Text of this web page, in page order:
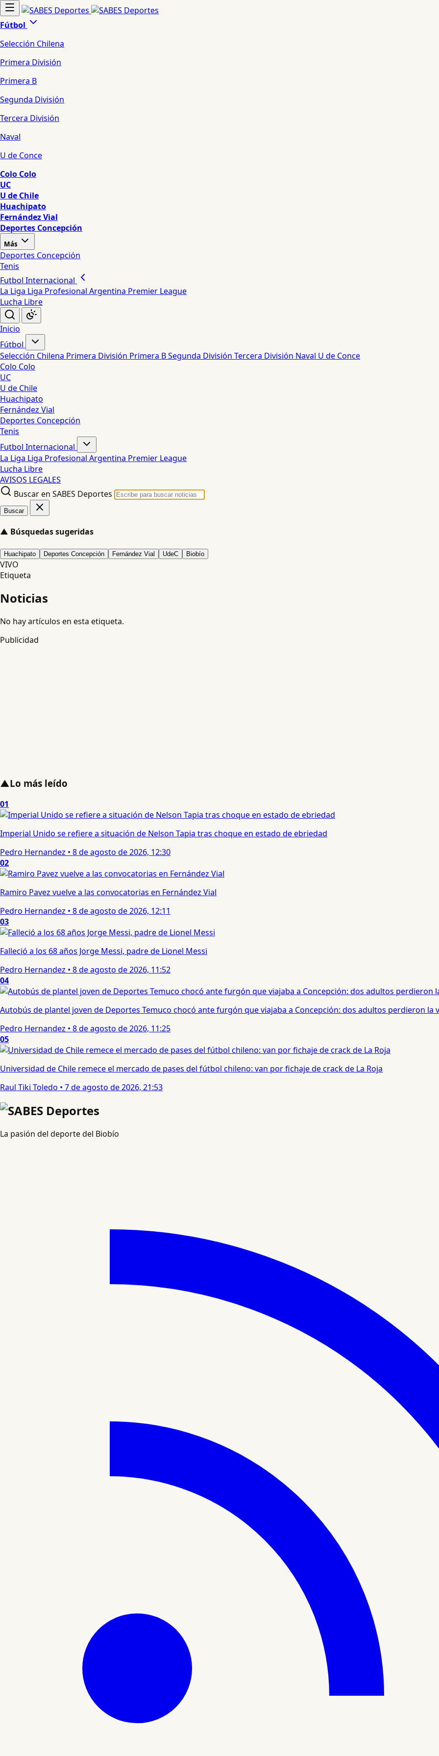
Fútbol
Selección Chilena
Primera División
Primera B
Segunda División
Tercera División
Naval
U de Conce
Colo Colo
UC
U de Chile
Huachipato
Fernández Vial
Deportes Concepción
Más
Deportes Concepción
Tenis
Futbol Internacional
La Liga Liga Profesional Argentina Premier League
Lucha Libre
Inicio
Fútbol
Selección Chilena Primera División Primera BSegunda División Tercera División Naval U de Conce
Colo Colo
UC
U de Chile
Huachipato
Fernández Vial
Deportes Concepción
Tenis
Futbol Internacional
La Liga Liga Profesional Argentina Premier League
Lucha Libre
AVISOS LEGALES
Buscar en SABES Deportes
Buscar
▲ Búsquedas sugeridas
Huachipato Deportes Concepción Fernández Vial UdeC Biobío
VIVO
Etiqueta
Noticias
No hay artículos en esta etiqueta.
Publicidad
▲Lo más leído
01
Imperial Unido se refiere a situación de Nelson Tapia tras choque en estado de ebriedad
Pedro Hernandez • 8 de agosto de 2026, 12:30
02
Ramiro Pavez vuelve a las convocatorias en Fernández Vial
Pedro Hernandez • 8 de agosto de 2026, 12:11
03
Falleció a los 68 años Jorge Messi, padre de Lionel Messi
Pedro Hernandez • 8 de agosto de 2026, 11:52
04
Autobús de plantel joven de Deportes Temuco chocó ante furgón que viajaba a Concepción: dos adultos perdieron la
Pedro Hernandez • 8 de agosto de 2026, 11:25
05
Universidad de Chile remece el mercado de pases del fútbol chileno: van por fichaje de crack de La Roja
Raul Tiki Toledo • 7 de agosto de 2026, 21:53
La pasión del deporte del Biobío